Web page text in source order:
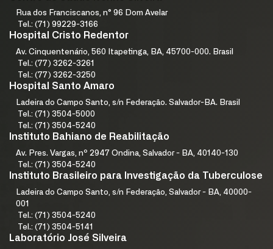
Rua dos Franciscanos, n° 96 Dom Avelar
Tel.: (71) 99229-3166
Hospital Cristo Redentor
Av. Cinquentenário, 560 Itapetinga, BA, 45700-000. Brasil
Tel.: (77) 3262-3261
Tel.: (77) 3262-3250
Hospital Santo Amaro
Ladeira do Campo Santo, s/n Federação. Salvador-BA. Brasil
Tel.: (71) 3504-5000
Tel.: (71) 3504-5240
Instituto Bahiano de Reabilitação
Av. Pres. Vargas, nº 2947 Ondina, Salvador - BA, 40140-130
Tel.: (71) 3504-5240
Instituto Brasileiro para Investigação da Tuberculose
Ladeira do Campo Santo, s/n Federação, Salvador - BA, 40000-
001
Tel.: (71) 3504-5240
Tel.: (71) 3504-5141
Laboratório José Silveira